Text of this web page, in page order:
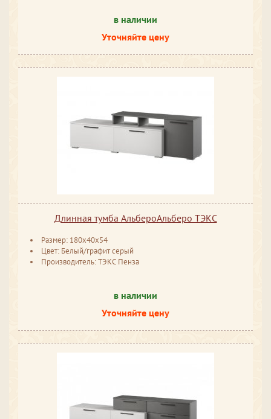
в наличии
Уточняйте цену
Длинная тумба АльбероАльберо ТЭКС
Размер: 180x40x54
Цвет: Белый/графит серый
Производитель: ТЭКС Пенза
в наличии
Уточняйте цену